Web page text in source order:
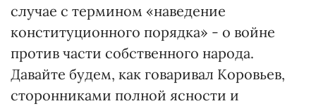
случае с термином «наведение
конституционного порядка» - о войне
против части собственного народа.
Давайте будем, как говаривал Коровьев,
сторонниками полной ясности и